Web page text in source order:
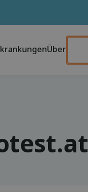
Über